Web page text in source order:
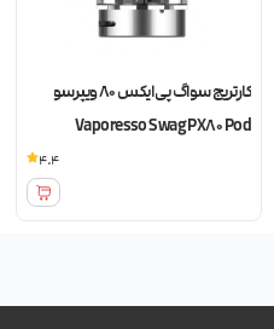
کارتریج سواگ پی ایکس 80 ویپرسو
Vaporesso Swag PX80 Pod
4.4